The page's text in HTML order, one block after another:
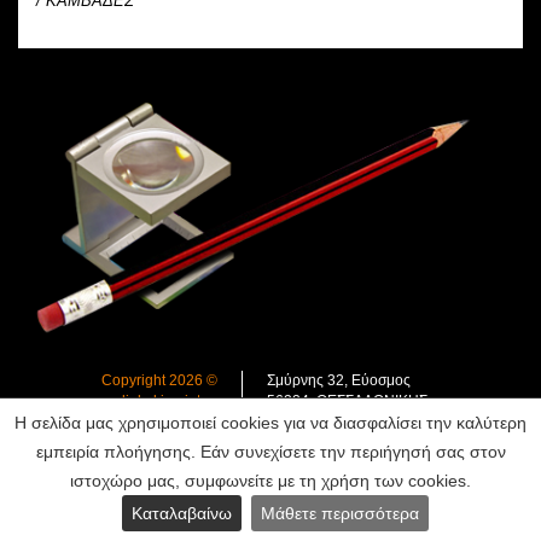
Η σελίδα μας χρησιμοποιεί cookies για να διασφαλίσει την καλύτερη
εμπειρία πλοήγησης. Εάν συνεχίσετε την περιήγησή σας στον
ιστοχώρο μας, συμφωνείτε με τη χρήση των cookies.
Καταλαβαίνω
Μάθετε περισσότερα
Copyright 2026 ©
www.diakakisprint.gr
All Rights reserver
Powered by D-spot advertising
Σμύρνης 32, Εύοσμος
56224, ΘΕΣΣΑΛΟΝΙΚΗΣ
τ. 2310 700.443
f. 2310 700.443
info@diakakisprint.gr